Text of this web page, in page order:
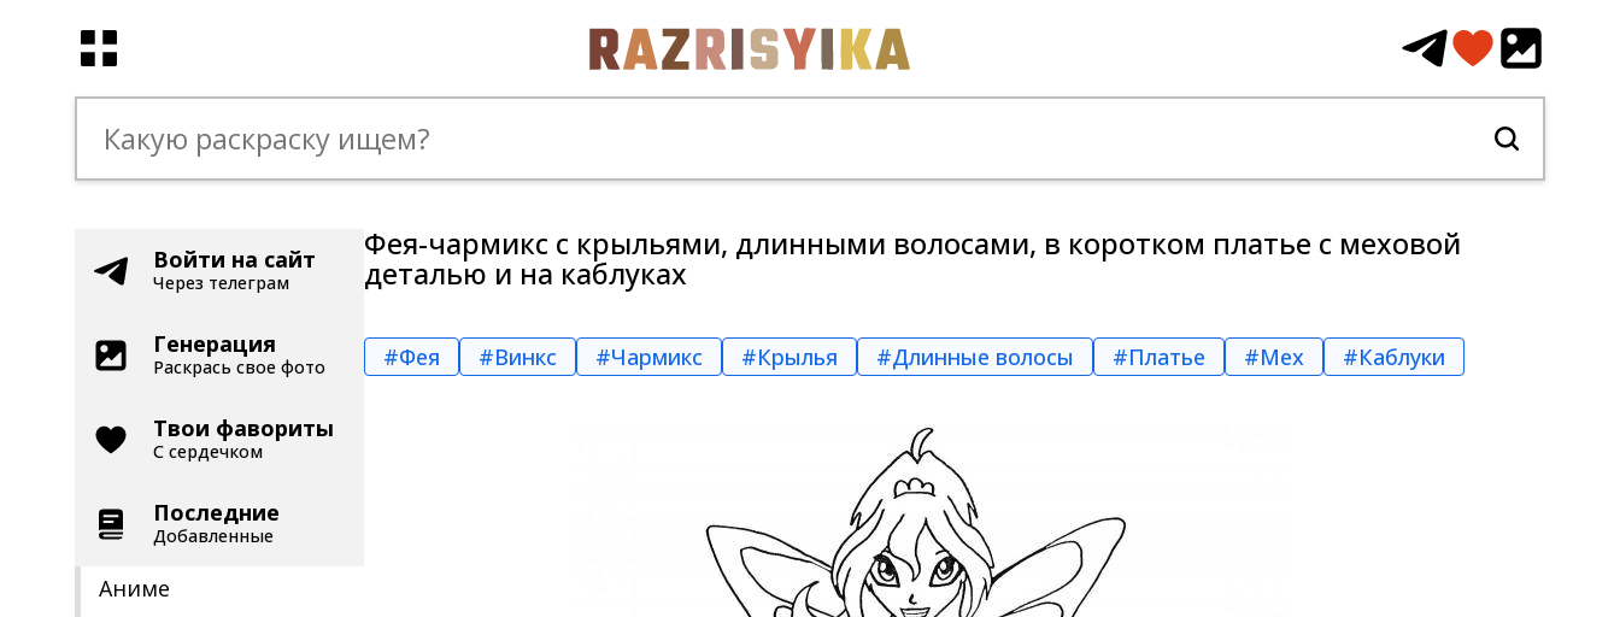
Войти на сайт
Через телеграм
Генерация
Раскрась свое фото
Твои фавориты
С сердечком
Последние
Добавленные
Аниме
Фея-чармикс с крыльями, длинными волосами, в коротком платье с меховой
деталью и на каблуках
#Фея #Винкс #Чармикс #Крылья #Длинные волосы #Платье #Мех #Каблуки